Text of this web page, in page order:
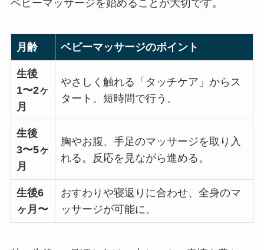
ベビーマッサージを始めることが大切です。
月齢 ベビーマッサージのポイント
生後
1〜2ヶ
月
やさしく触れる「タッチケア」からス
タート。短時間で行う。
生後
3〜5ヶ
月
胸やお腹、手足のマッサージを取り入
れる。反応を見ながら進める。
生後6
ヶ月〜
おすわりや寝返りに合わせ、全身のマ
ッサージが可能に。